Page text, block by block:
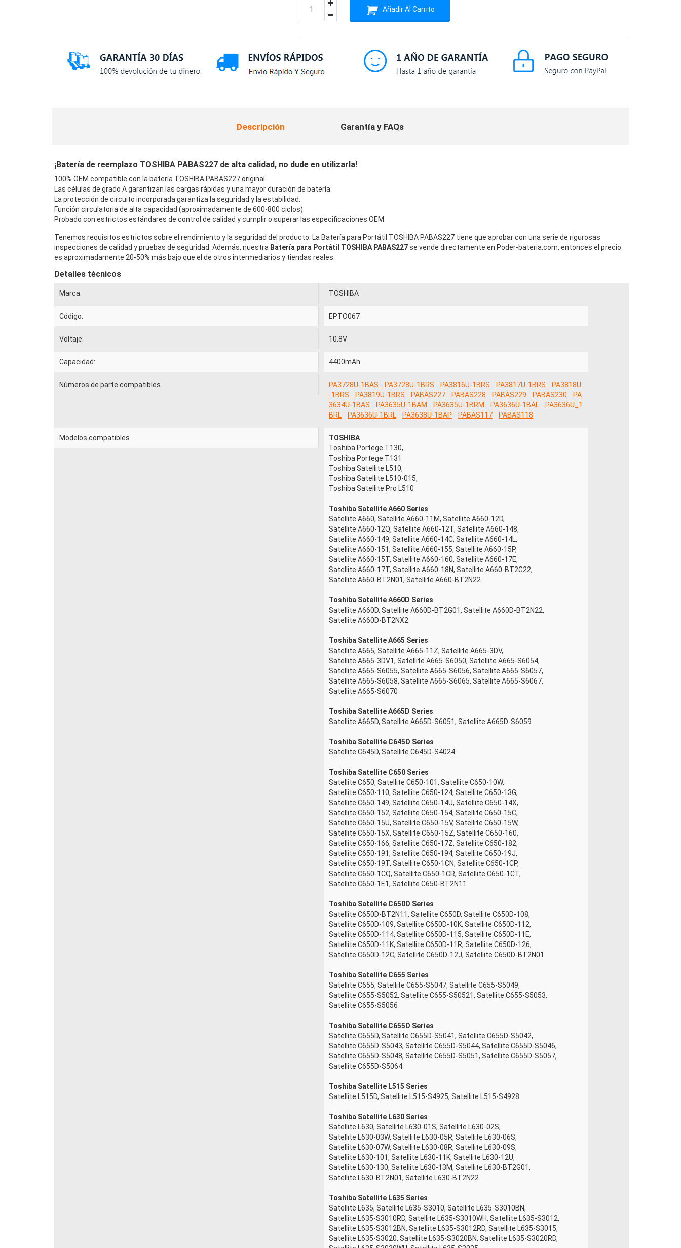
Añadir Al Carrito
Descripción Garantía y FAQs
¡Batería de reemplazo TOSHIBA PABAS227 de alta calidad, no dude en utilizarla!
100% OEM compatible con la batería TOSHIBA PABAS227 original.
Las células de grado A garantizan las cargas rápidas y una mayor duración de batería.
La protección de circuito incorporada garantiza la seguridad y la estabilidad.
Función circulatoria de alta capacidad (aproximadamente de 600-800 ciclos).
Probado con estrictos estándares de control de calidad y cumplir o superar las especificaciones OEM.
Tenemos requisitos estrictos sobre el rendimiento y la seguridad del producto. La Batería para Portátil TOSHIBA PABAS227 tiene que aprobar con una serie de rigurosas
inspecciones de calidad y pruebas de seguridad. Además, nuestra Batería para Portátil TOSHIBA PABAS227se vende directamente en Poder-bateria.com, entonces el precio
es aproximadamente 20-50% más bajo que el de otros intermediarios y tiendas reales.
Detalles técnicos
Marca: TOSHIBA
Código: EPTO067
Voltaje: 10.8V
Capacidad: 4400mAh
Números de parte compatibles PA3728U-1BAS PA3728U-1BRS PA3816U-1BRS PA3817U-1BRS
PA3818U
-1BRS
PA3819U-1BRS PABAS227 PABAS228 PABAS229 PABAS230
PA
3634U-1BAS
PA3635U-1BAM PA3635U-1BRM PA3636U-1BAL
PA3636U_1
BRL
PA3636U-1BRL PA3638U-1BAP PABAS117 PABAS118
Modelos compatibles
TOSHIBA
Toshiba Portege T130,
Toshiba Portege T131
Toshiba Satellite L510,
Toshiba Satellite L510-015,
Toshiba Satellite Pro L510
Toshiba Satellite A660 Series
Satellite A660, Satellite A660-11M, Satellite A660-12D,
Satellite A660-12Q, Satellite A660-12T, Satellite A660-148,
Satellite A660-149, Satellite A660-14C, Satellite A660-14L,
Satellite A660-151, Satellite A660-155, Satellite A660-15P,
Satellite A660-15T, Satellite A660-160, Satellite A660-17E,
Satellite A660-17T, Satellite A660-18N, Satellite A660-BT2G22,
Satellite A660-BT2N01, Satellite A660-BT2N22
Toshiba Satellite A660D Series
Satellite A660D, Satellite A660D-BT2G01, Satellite A660D-BT2N22,
Satellite A660D-BT2NX2
Toshiba Satellite A665 Series
Satellite A665, Satellite A665-11Z, Satellite A665-3DV,
Satellite A665-3DV1, Satellite A665-S6050, Satellite A665-S6054,
Satellite A665-S6055, Satellite A665-S6056, Satellite A665-S6057,
Satellite A665-S6058, Satellite A665-S6065, Satellite A665-S6067,
Satellite A665-S6070
Toshiba Satellite A665D Series
Satellite A665D, Satellite A665D-S6051, Satellite A665D-S6059
Toshiba Satellite C645D Series
Satellite C645D, Satellite C645D-S4024
Toshiba Satellite C650 Series
Satellite C650, Satellite C650-101, Satellite C650-10W,
Satellite C650-110, Satellite C650-124, Satellite C650-13G,
Satellite C650-149, Satellite C650-14U, Satellite C650-14X,
Satellite C650-152, Satellite C650-154, Satellite C650-15C,
Satellite C650-15U, Satellite C650-15V, Satellite C650-15W,
Satellite C650-15X, Satellite C650-15Z, Satellite C650-160,
Satellite C650-166, Satellite C650-17Z, Satellite C650-182,
Satellite C650-191, Satellite C650-194, Satellite C650-19J,
Satellite C650-19T, Satellite C650-1CN, Satellite C650-1CP,
Satellite C650-1CQ, Satellite C650-1CR, Satellite C650-1CT,
Satellite C650-1E1, Satellite C650-BT2N11
Toshiba Satellite C650D Series
Satellite C650D-BT2N11, Satellite C650D, Satellite C650D-108,
Satellite C650D-109, Satellite C650D-10K, Satellite C650D-112,
Satellite C650D-114, Satellite C650D-115, Satellite C650D-11E,
Satellite C650D-11K, Satellite C650D-11R, Satellite C650D-126,
Satellite C650D-12C, Satellite C650D-12J, Satellite C650D-BT2N01
Toshiba Satellite C655 Series
Satellite C655, Satellite C655-S5047, Satellite C655-S5049,
Satellite C655-S5052, Satellite C655-S50521, Satellite C655-S5053,
Satellite C655-S5056
Toshiba Satellite C655D Series
Satellite C655D, Satellite C655D-S5041, Satellite C655D-S5042,
Satellite C655D-S5043, Satellite C655D-S5044, Satellite C655D-S5046,
Satellite C655D-S5048, Satellite C655D-S5051, Satellite C655D-S5057,
Satellite C655D-S5064
Toshiba Satellite L515 Series
Satellite L515D, Satellite L515-S4925, Satellite L515-S4928
Toshiba Satellite L630 Series
Satellite L630, Satellite L630-01S, Satellite L630-02S,
Satellite L630-03W, Satellite L630-05R, Satellite L630-06S,
Satellite L630-07W, Satellite L630-08R, Satellite L630-09S,
Satellite L630-101, Satellite L630-11K, Satellite L630-12U,
Satellite L630-130, Satellite L630-13M, Satellite L630-BT2G01,
Satellite L630-BT2N01, Satellite L630-BT2N22
Toshiba Satellite L635 Series
Satellite L635, Satellite L635-S3010, Satellite L635-S3010BN,
Satellite L635-S3010RD, Satellite L635-S3010WH, Satellite L635-S3012,
Satellite L635-S3012BN, Satellite L635-S3012RD, Satellite L635-S3015,
Satellite L635-S3020, Satellite L635-S3020BN, Satellite L635-S3020RD,